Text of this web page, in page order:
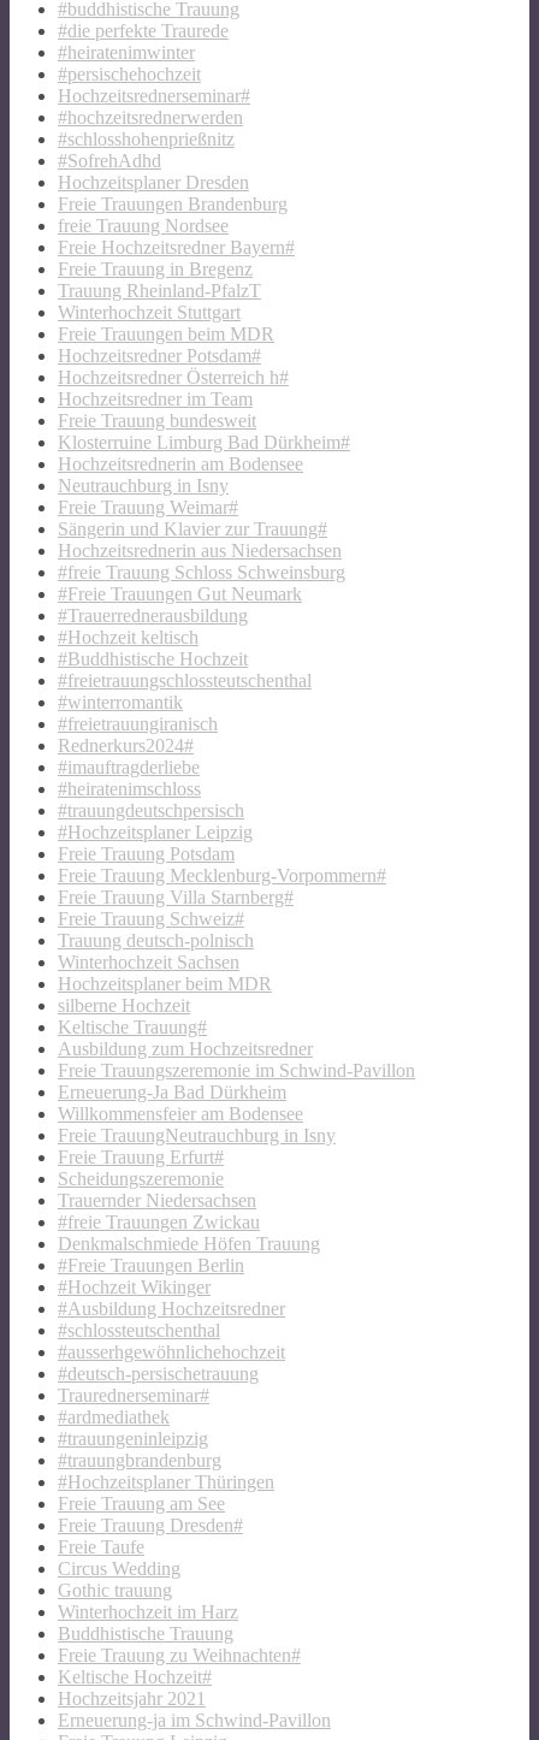
#buddhistische Trauung
#die perfekte Traurede
#heiratenimwinter
#persischehochzeit
Hochzeitsrednerseminar#
#hochzeitsrednerwerden
#schlosshohenprießnitz
#SofrehAdhd
Hochzeitsplaner Dresden
Freie Trauungen Brandenburg
freie Trauung Nordsee
Freie Hochzeitsredner Bayern#
Freie Trauung in Bregenz
Trauung Rheinland-PfalzT
Winterhochzeit Stuttgart
Freie Trauungen beim MDR
Hochzeitsredner Potsdam#
Hochzeitsredner Österreich h#
Hochzeitsredner im Team
Freie Trauung bundesweit
Klosterruine Limburg Bad Dürkheim#
Hochzeitsrednerin am Bodensee
Neutrauchburg in Isny
Freie Trauung Weimar#
Sängerin und Klavier zur Trauung#
Hochzeitsrednerin aus Niedersachsen
#freie Trauung Schloss Schweinsburg
#Freie Trauungen Gut Neumark
#Trauerrednerausbildung
#Hochzeit keltisch
#Buddhistische Hochzeit
#freietrauungschlossteutschenthal
#winterromantik
#freietrauungiranisch
Rednerkurs2024#
#imauftragderliebe
#heiratenimschloss
#trauungdeutschpersisch
#Hochzeitsplaner Leipzig
Freie Trauung Potsdam
Freie Trauung Mecklenburg-Vorpommern#
Freie Trauung Villa Starnberg#
Freie Trauung Schweiz#
Trauung deutsch-polnisch
Winterhochzeit Sachsen
Hochzeitsplaner beim MDR
silberne Hochzeit
Keltische Trauung#
Ausbildung zum Hochzeitsredner
Freie Trauungszeremonie im Schwind-Pavillon
Erneuerung-Ja Bad Dürkheim
Willkommensfeier am Bodensee
Freie TrauungNeutrauchburg in Isny
Freie Trauung Erfurt#
Scheidungszeremonie
Trauernder Niedersachsen
#freie Trauungen Zwickau
Denkmalschmiede Höfen Trauung
#Freie Trauungen Berlin
#Hochzeit Wikinger
#Ausbildung Hochzeitsredner
#schlossteutschenthal
#ausserhgewöhnlichehochzeit
#deutsch-persischetrauung
Traurednerseminar#
#ardmediathek
#trauungeninleipzig
#trauungbrandenburg
#Hochzeitsplaner Thüringen
Freie Trauung am See
Freie Trauung Dresden#
Freie Taufe
Circus Wedding
Gothic trauung
Winterhochzeit im Harz
Buddhistische Trauung
Freie Trauung zu Weihnachten#
Keltische Hochzeit#
Hochzeitsjahr 2021
Erneuerung-ja im Schwind-Pavillon